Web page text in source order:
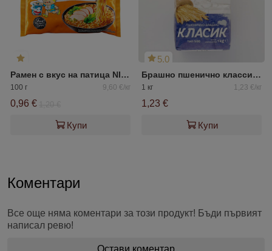
Рамен с вкус на патица NISSIN
100 г 9,60 €/кг
0,96 €
Купи
5.0
Брашно пшенично классик тип 500 София мел
1 кг 1,23 €/кг
1,23 €
Купи
Коментари
Все още няма коментари за този продукт! Бъди първият
написал ревю!
Остави коментар